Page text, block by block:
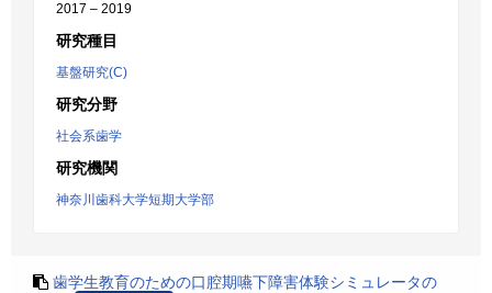
2017 – 2019
研究種目
基盤研究(C)
研究分野
社会系歯学
研究機関
神奈川歯科大学短期大学部
歯学生教育のための口腔期嚥下障害体験シミュレータの